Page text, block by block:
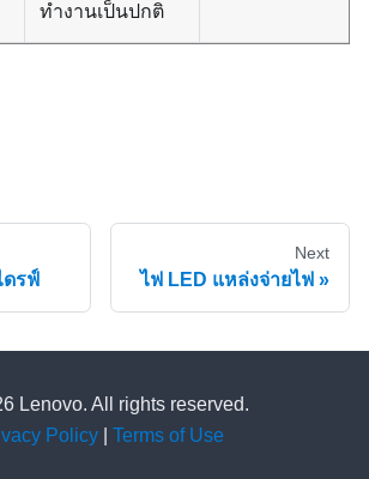
ทำงานเป็นปกติ
ดรฟ์
Next
ไฟ LED แหล่งจ่ายไฟ
Lenovo. All rights reserved.
Policy
Terms of Use